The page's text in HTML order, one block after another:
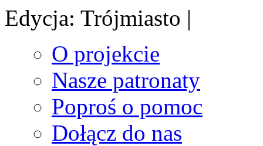
Edycja: Trójmiasto |
O projekcie
Nasze patronaty
Poproś o pomoc
Dołącz do nas